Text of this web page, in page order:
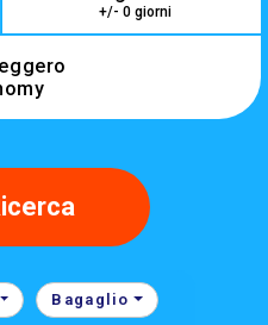
+/- 0 giorni
Bagaglio